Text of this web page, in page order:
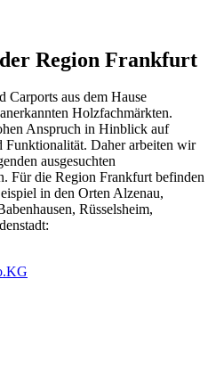
Region Frankfurt
Carports aus dem Hause
Holzfachmärkten.
Anspruch in Hinblick auf
Daher arbeiten wir
ausgesuchten
Für die Region Frankfurt befinden
in den Orten Alzenau,
Rüsselsheim,